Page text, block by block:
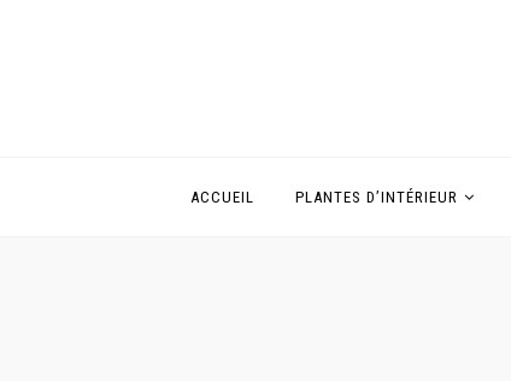
ACCUEIL PLANTES D’INTÉRIEUR